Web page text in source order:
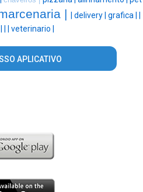
| delivery | grafica |
veterinario |
APLICATIVO